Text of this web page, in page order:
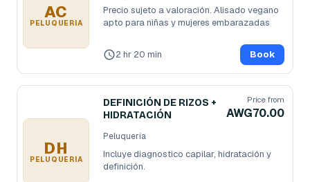
AC
PELUQUERÍA
Precio sujeto a valoración. Alisado vegano
apto para niñas y mujeres embarazadas
2 hr 20 min Book
DH
PELUQUERÍA
DEFINICIÓN DE RIZOS +
HIDRATACIÓN
Price from
AWG70.00
Peluquería
Incluye diagnostico capilar, hidratación y
definición.